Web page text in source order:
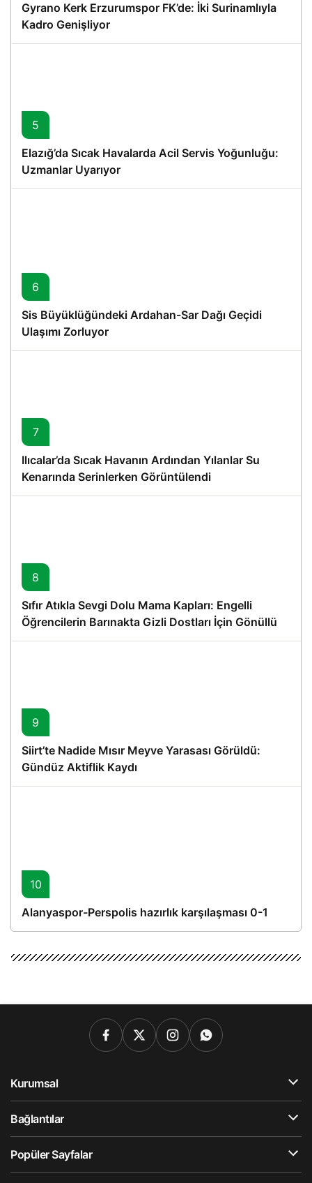
Gyrano Kerk Erzurumspor FK’de: İki Surinamlıyla
Kadro Genişliyor
5
Elazığ’da Sıcak Havalarda Acil Servis Yoğunluğu:
Uzmanlar Uyarıyor
6
Sis Büyüklüğündeki Ardahan-Sar Dağı Geçidi
Ulaşımı Zorluyor
7
Ilıcalar’da Sıcak Havanın Ardından Yılanlar Su
Kenarında Serinlerken Görüntülendi
8
Sıfır Atıkla Sevgi Dolu Mama Kapları: Engelli
Öğrencilerin Barınakta Gizli Dostları İçin Gönüllü
Proje
9
Siirt’te Nadide Mısır Meyve Yarasası Görüldü:
Gündüz Aktiflik Kaydı
10
Alanyaspor-Perspolis hazırlık karşılaşması 0-1
Kurumsal
Bağlantılar
Popüler Sayfalar